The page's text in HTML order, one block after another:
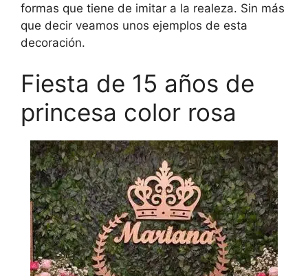
formas que tiene de imitar a la realeza. Sin más
que decir veamos unos ejemplos de esta
decoración.
Fiesta de 15 años de
princesa color rosa